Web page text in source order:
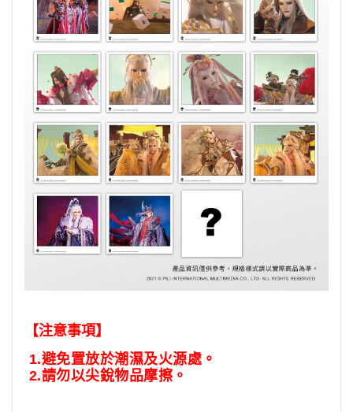
【注意事項】
1.避免置放於潮濕及火源處。
2.請勿以尖銳物品摩擦。